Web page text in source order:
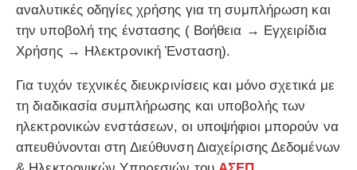
αναλυτικές οδηγίες χρήσης για τη συμπλήρωση και
την υποβολή της ένστασης ( Βοήθεια → Εγχειρίδια
Χρήσης → Ηλεκτρονική Ένσταση).
Για τυχόν τεχνικές διευκρινίσεις και μόνο σχετικά με
τη διαδικασία συμπλήρωσης και υποβολής των
ηλεκτρονικών ενστάσεων, οι υποψήφιοι μπορούν να
απευθύνονται στη Διεύθυνση Διαχείρισης Δεδομένων